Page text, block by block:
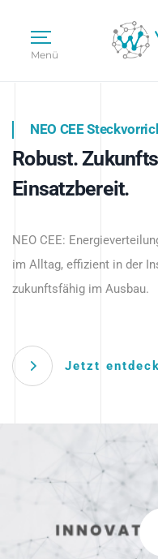
Menü
NEO CEE
Robust.
Einsatzbereit.
NEO CEE:
im Alltag, effizient in der
zukunftsfähig im Ausbau.
Jetzt
Intelligenz trifft
Anwendungen – robust,
zukunftsfähig.